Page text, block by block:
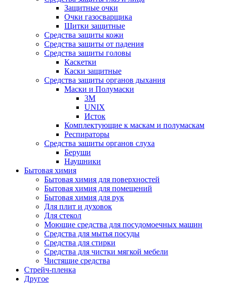
Защитные очки
Очки газосварщика
Щитки защитные
Средства защиты кожи
Средства защиты от падения
Средства защиты головы
Каскетки
Каски защитные
Средства защиты органов дыхания
Маски и Полумаски
3M
UNIX
Исток
Комплектующие к маскам и полумаскам
Респираторы
Средства защиты органов слуха
Беруши
Наушники
Бытовая химия
Бытовая химия для поверхностей
Бытовая химия для помещений
Бытовая химия для рук
Для плит и духовок
Для стекол
Моющие средства для посудомоечных машин
Средства для мытья посуды
Средства для стирки
Средства для чистки мягкой мебели
Чистящие средства
Стрейч-пленка
Другое